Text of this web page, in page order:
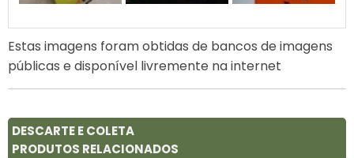
Estas imagens foram obtidas de bancos de imagens
públicas e disponível livremente na internet
DESCARTE E COLETA
PRODUTOS RELACIONADOS